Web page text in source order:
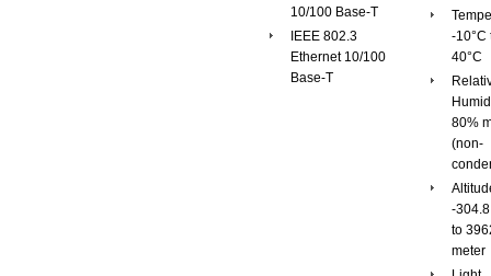
10/100 Base-T
IEEE 802.3
Ethernet 10/100
Base-T
-10°C
40°C
80%
(non-
-
to
meter